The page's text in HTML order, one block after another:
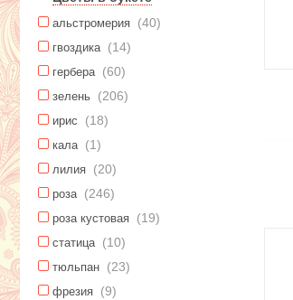
альстромерия (40)
гвоздика (14)
гербера (60)
зелень (206)
ирис (18)
кала (1)
лилия (20)
роза (246)
роза кустовая (19)
статица (10)
тюльпан (23)
фрезия (9)